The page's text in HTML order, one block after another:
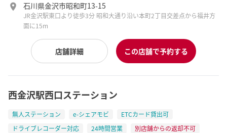
石川県金沢市昭和町13-15
JR金沢駅東口より徒歩3分 昭和大通り沿い本町2丁目交差点から福井方
面に15m
店舗詳細 この店舗で予約する
西金沢駅西口ステーション
無人ステーション e-シェアモビ
ETCカード貸出可
ドライブレコーダー対応
24時間営業 別店舗からの返却不可